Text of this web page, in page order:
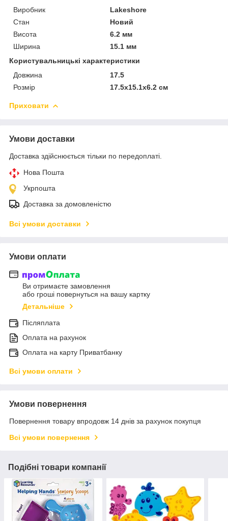
Виробник
Lakeshore
Стан
Новий
Висота
6.2 мм
Ширина
15.1 мм
Користувальницькі характеристики
Довжина
17.5
Розмір
17.5x15.1x6.2 см
Приховати
Умови доставки
Доставка здійснюється тільки по передоплаті.
Нова Пошта
Укрпошта
Доставка за домовленістю
Всі умови доставки
Умови оплати
Ви отримаєте замовлення
або гроші повернуться на вашу картку
Детальніше
Післяплата
Оплата на рахунок
Оплата на карту Приватбанку
Всі умови оплати
Умови повернення
Повернення товару впродовж 14 днів за рахунок покупця
Всі умови повернення
Подібні товари компанії